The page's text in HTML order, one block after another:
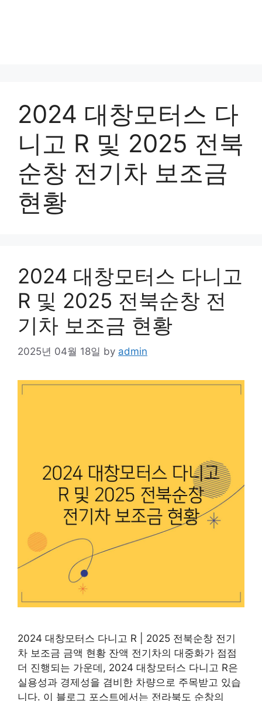
2024 대창모터스 다
니고 R 및 2025 전북
순창 전기차 보조금
현황
2024 대창모터스 다니고
R 및 2025 전북순창 전
기차 보조금 현황
2025년 04월 18일 by admin
2024 대창모터스 다니고 R | 2025 전북순창 전기
차 보조금 금액 현황 잔액 전기차의 대중화가 점점
더 진행되는 가운데, 2024 대창모터스 다니고 R은
실용성과 경제성을 겸비한 차량으로 주목받고 있습
니다. 이 블로그 포스트에서는 전라북도 순창의